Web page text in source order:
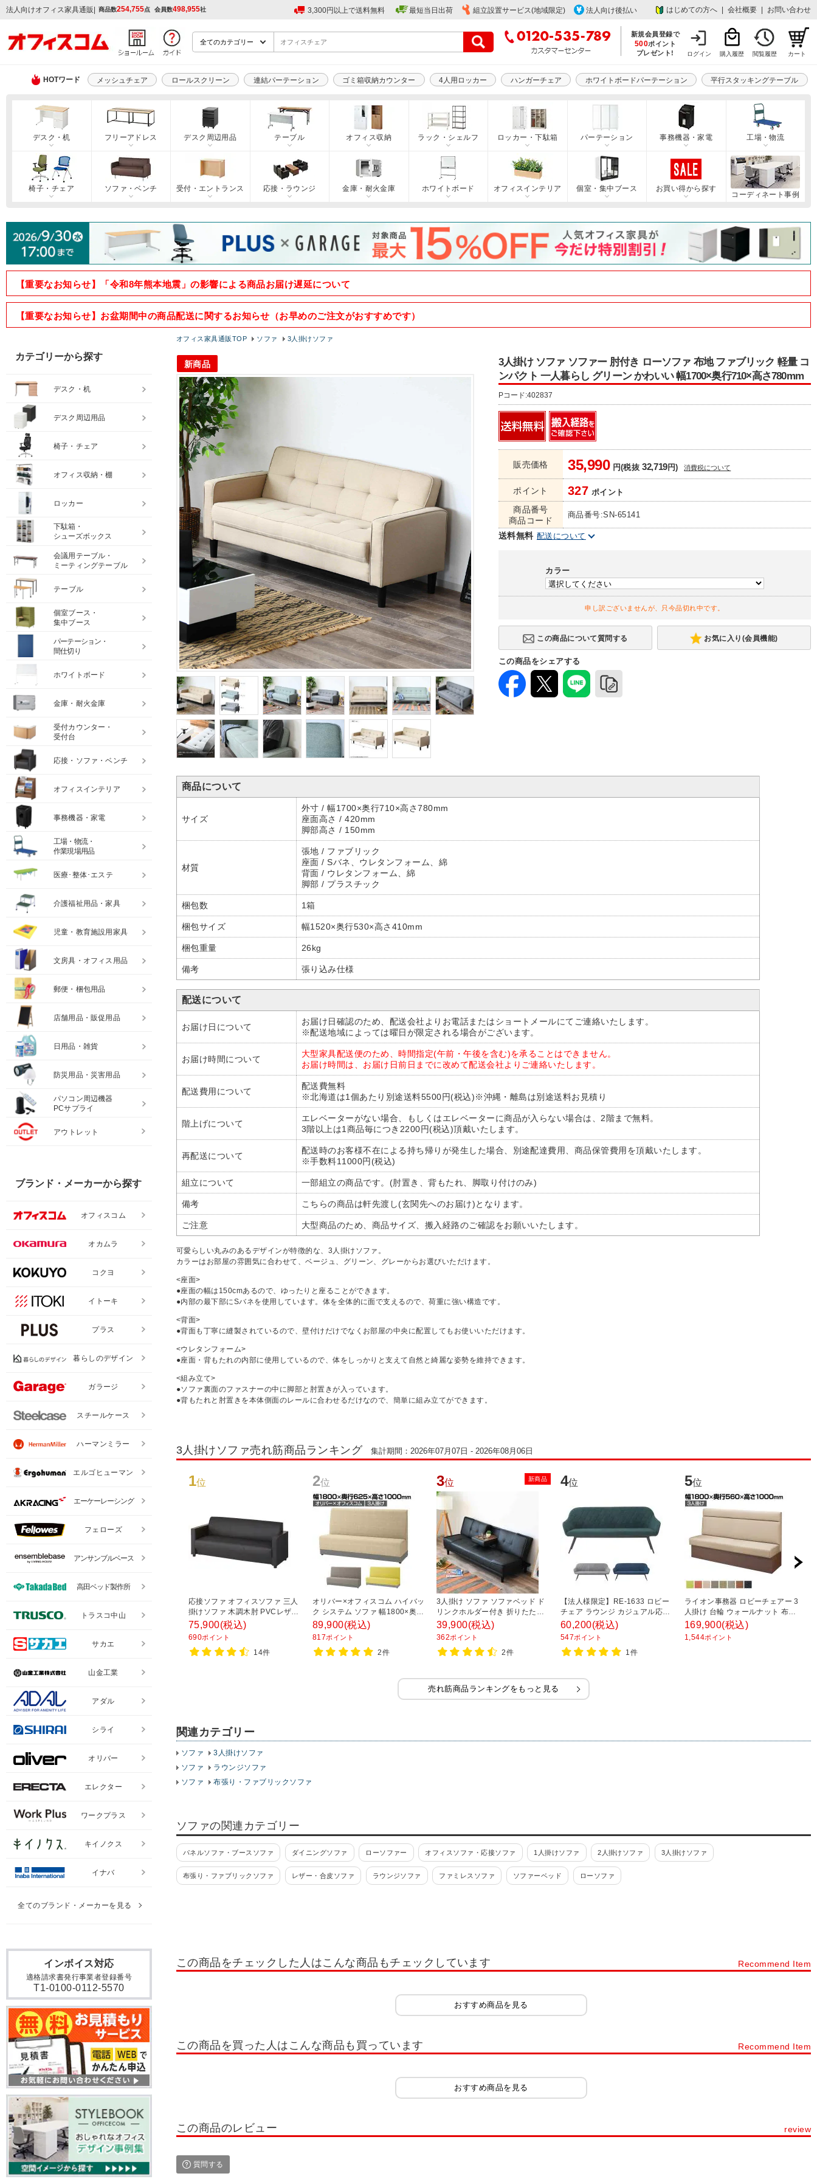
法人向けオフィス家具通販 | 商品数254,755点 会員数498,955社 3,300円以上で送料無料 最短当日出荷 組立設置サービス(地域限定) 法人向け後払い はじめての方へ 会社概要 お問い合わせ
新規会員登録で
500ポイント
プレゼント!
ログイン 購入履歴 閲覧履歴 カート
HOTワード メッシュチェア ロールスクリーン 連結パーテーション ゴミ箱収納カウンター 4人用ロッカー ハンガーチェア ホワイトボードパーテーション 平行スタッキングテーブル
デスク・机 フリーアドレス デスク周辺用品 テーブル オフィス収納 ラック・シェルフ ロッカー・下駄箱 パーテーション 事務機器・家電 工場・物流
椅子・チェア ソファ・ベンチ 受付・エントランス 応接・ラウンジ 金庫・耐火金庫 ホワイトボード オフィスインテリア 個室・集中ブース
お買い得から探す
コーディネート事例
【重要なお知らせ】「令和8年熊本地震」の影響による商品お届け遅延について
【重要なお知らせ】お盆期間中の商品配送に関するお知らせ（お早めのご注文がおすすめです）
オフィス家具通販TOP ソファ 3人掛けソファ
新商品
3人掛け ソファ ソファー 肘付き ローソファ 布地 ファブリック 軽量 コ
ンパクト 一人暮らし グリーン かわいい 幅1700×奥行710×高さ780mm
Pコード:402837
販売価格 35,990円(税抜32,719円) 消費税について
ポイント 327 ポイント
商品番号
商品コード
商品番号:SN-65141
送料無料 配送について
カラー
申し訳ございませんが、只今品切れ中です。
お気に入り(会員機能)
この商品をシェアする
商品について
サイズ
外寸 / 幅1700×奥行710×高さ780mm
座面高さ / 420mm
脚部高さ / 150mm
材質
張地 / ファブリック
座面 / Sバネ、ウレタンフォーム、綿
背面 / ウレタンフォーム、綿
脚部 / プラスチック
梱包数 1箱
梱包サイズ 幅1520×奥行530×高さ410mm
梱包重量 26kg
備考 張り込み仕様
配送について
お届け日について
お届け日確認のため、配送会社よりお電話またはショートメールにてご連絡いたします。
※配送地域によっては曜日が限定される場合がございます。
お届け時間について
大型家具配送便のため、時間指定(午前・午後を含む)を承ることはできません。
お届け時間は、お届け日前日までに改めて配送会社よりご連絡いたします。
配送費用について
配送費無料
※北海道は1個あたり別途送料5500円(税込)※沖縄・離島は別途送料お見積り
階上げについて
エレベーターがない場合、もしくはエレベーターに商品が入らない場合は、2階まで無料。
3階以上は1商品毎につき2200円(税込)頂戴いたします。
再配送について
配送時のお客様不在による持ち帰りが発生した場合、別途配達費用、商品保管費用を頂戴いたします。
※手数料11000円(税込)
組立について 一部組立の商品です。(肘置き、背もたれ、脚取り付けのみ)
備考 こちらの商品は軒先渡し(玄関先へのお届け)となります。
ご注意 大型商品のため、商品サイズ、搬入経路のご確認をお願いいたします。
可愛らしい丸みのあるデザインが特徴的な、3人掛けソファ。
カラーはお部屋の雰囲気に合わせて、ベージュ、グリーン、グレーからお選びいただけます。
<座面>
●座面の幅は150cmあるので、ゆったりと座ることができます。
●内部の最下部にSバネを使用しています。体を全体的に面で支えるので、荷重に強い構造です。
<背面>
●背面も丁寧に縫製されているので、壁付けだけでなくお部屋の中央に配置してもお使いいただけます。
<ウレタンフォーム>
●座面・背もたれの内部に使用しているので、体をしっかりと支えて自然と綺麗な姿勢を維持できます。
<組み立て>
●ソファ裏面のファスナーの中に脚部と肘置きが入っています。
●背もたれと肘置きを本体側面のレールに合わせるだけなので、簡単に組み立てができます。
3人掛けソファ売れ筋商品ランキング 集計期間：2026年07月07日 - 2026年08月06日
1位
応接ソファ オフィスソファ 三人
掛けソファ 木調木肘 PVCレザー
幅1870×奥行745×高さ750mm フ
ァビュリー
75,900(税込)
690ポイント
14件
2位
オリバー×オフィスコム ハイバッ
ク システム ソファ 幅1800×奥行
625×高さ1000mm 3人掛け 布張
り ハイバックソファ 業務用ソフ
ァ 飲食店用ソファ ファミレスソ
ファ ベンチシートソファ
89,900(税込)
817ポイント
2件
3位 新商品
3人掛け ソファ ソファベッド ド
リンクホルダー付き 折りたたみ
リクライニング ローソファ レザ
ー調 ブラック 幅1830×奥行750×
高さ790mm
39,900(税込)
362ポイント
2件
4位
【法人様限定】RE-1633 ロビー
チェア ラウンジ カジュアル応接
3人タイプ 幅1760×奥行650×高
さ810mm
60,200(税込)
547ポイント
1件
5位
ライオン事務器 ロビーチェアー 3
人掛け 台輪 ウォールナット 布張
り レザー張り ソファ ファミレス
ソファ 72LCシリーズ 幅1800×奥
行560×高さ1000mm
169,900(税込)
1,544ポイント
売れ筋商品ランキングをもっと見る
関連カテゴリー
ソファ
3人掛けソファ
ソファ
ラウンジソファ
ソファ
布張り・ファブリックソファ
ソファの関連カテゴリー
パネルソファ・ブースソファ ダイニングソファ ローソファー オフィスソファ・応接ソファ 1人掛けソファ 2人掛けソファ 3人掛けソファ
布張り・ファブリックソファ レザー・合皮ソファ ラウンジソファ ファミレスソファ ソファーベッド ローソファ
この商品をチェックした人はこんな商品もチェックしています Recommend Item
おすすめ商品を見る
この商品を買った人はこんな商品も買っています Recommend Item
おすすめ商品を見る
この商品のレビュー review
質問する
インボイス対応
適格請求書発行事業者登録番号
T1-0100-0112-5570
カテゴリーから探す
デスク・机
デスク周辺用品
椅子・チェア
オフィス収納・棚
ロッカー
下駄箱・
シューズボックス
会議用テーブル・
ミーティングテーブル
テーブル
個室ブース・
集中ブース
パーテーション・
間仕切り
ホワイトボード
金庫・耐火金庫
受付カウンター・
受付台
応接・ソファ・ベンチ
オフィスインテリア
事務機器・家電
工場・物流・
作業現場用品
医療･整体･エステ
介護福祉用品・家具
児童・教育施設用家具
文房具・オフィス用品
郵便・梱包用品
店舗用品・販促用品
日用品・雑貨
防災用品・災害用品
パソコン周辺機器
PCサプライ
アウトレット
ブランド・メーカーから探す
オフィスコム
オカムラ
コクヨ
イトーキ
プラス
暮らしのデザイン
ガラージ
スチールケース
ハーマンミラー
エルゴヒューマン
エーケーレーシング
フェローズ
アンサンブルベース
高田ベッド製作所
トラスコ中山
サカエ
山金工業
アダル
シライ
オリバー
エレクター
ワークプラス
キイノクス
イナバ
全てのブランド・メーカーを見る